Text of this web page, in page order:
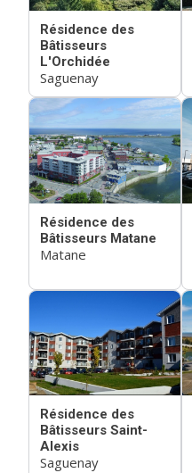
Résidence des
Bâtisseurs
L'Orchidée
Saguenay
Résidence des
Bâtisseurs Matane
Matane
Résidence des
Bâtisseurs Saint-
Alexis
Saguenay